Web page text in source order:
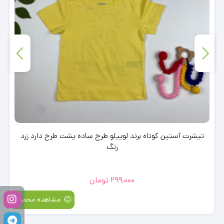
تیشرت آستین کوتاه برند لوپیلو طرح ساده پشت طرح دارد زرد
رنگ
299,000 تومان
مشاهده محصول